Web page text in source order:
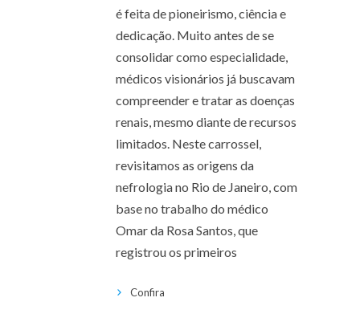
é feita de pioneirismo, ciência e
dedicação. Muito antes de se
consolidar como especialidade,
médicos visionários já buscavam
compreender e tratar as doenças
renais, mesmo diante de recursos
limitados. Neste carrossel,
revisitamos as origens da
nefrologia no Rio de Janeiro, com
base no trabalho do médico
Omar da Rosa Santos, que
registrou os primeiros
Confira